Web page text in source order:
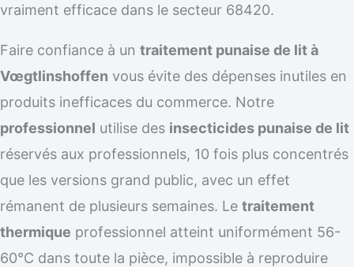
vraiment efficace dans le secteur 68420.
Faire confiance à un traitement punaise de lit à
Vœgtlinshoffen vous évite des dépenses inutiles en
produits inefficaces du commerce. Notre
professionnel utilise des insecticides punaise de lit
réservés aux professionnels, 10 fois plus concentrés
que les versions grand public, avec un effet
rémanent de plusieurs semaines. Le traitement
thermique professionnel atteint uniformément 56-
60°C dans toute la pièce, impossible à reproduire